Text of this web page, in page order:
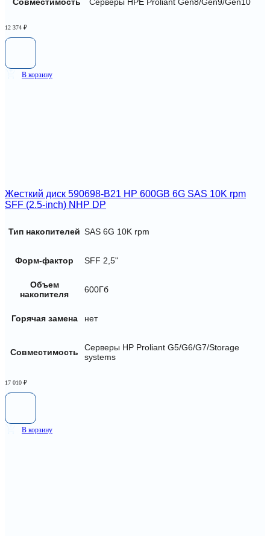
12 374 ₽
В корзину
Жесткий диск 590698-B21 HP 600GB 6G SAS 10K rpm
SFF (2.5-inch) NHP DP
Тип накопителей SAS 6G 10K rpm
Форм-фактор SFF 2,5"
Объем
накопителя
600Гб
Горячая замена нет
Совместимость
Серверы HP Proliant G5/G6/G7/Storage
systems
17 010 ₽
В корзину